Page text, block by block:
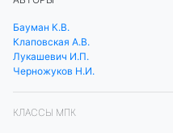
Бауман К.В.
Клаповская А.В.
Лукашевич И.П.
Черножуков Н.И.
КЛАССЫ МПК